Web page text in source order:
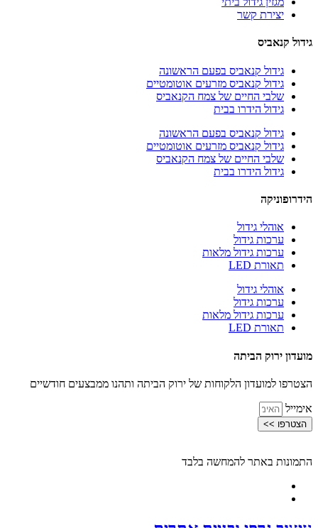
יצירת קשר
גידול קנאביס
גידול קנאביס בפעם הראשונה
גידול קנאביס מזרעים אוטומטיים
שלבי החיים של צמח הקנאביס
גידול הידרו בבית
גידול קנאביס בפעם הראשונה
גידול קנאביס מזרעים אוטומטיים
שלבי החיים של צמח הקנאביס
גידול הידרו בבית
הידרופוניקה
אוהלי גידול
ערכות גידול
ערכות גידול מלאות
תאורת LED
אוהלי גידול
ערכות גידול
ערכות גידול מלאות
תאורת LED
מועדון ירוק הביתה
הצטרפו למועדון הלקוחות של ירוק הביתה ותהנו ממבצעים חודשיים
אימייל
הצטרפו >>
התמונות באתר להמחשה בלבד